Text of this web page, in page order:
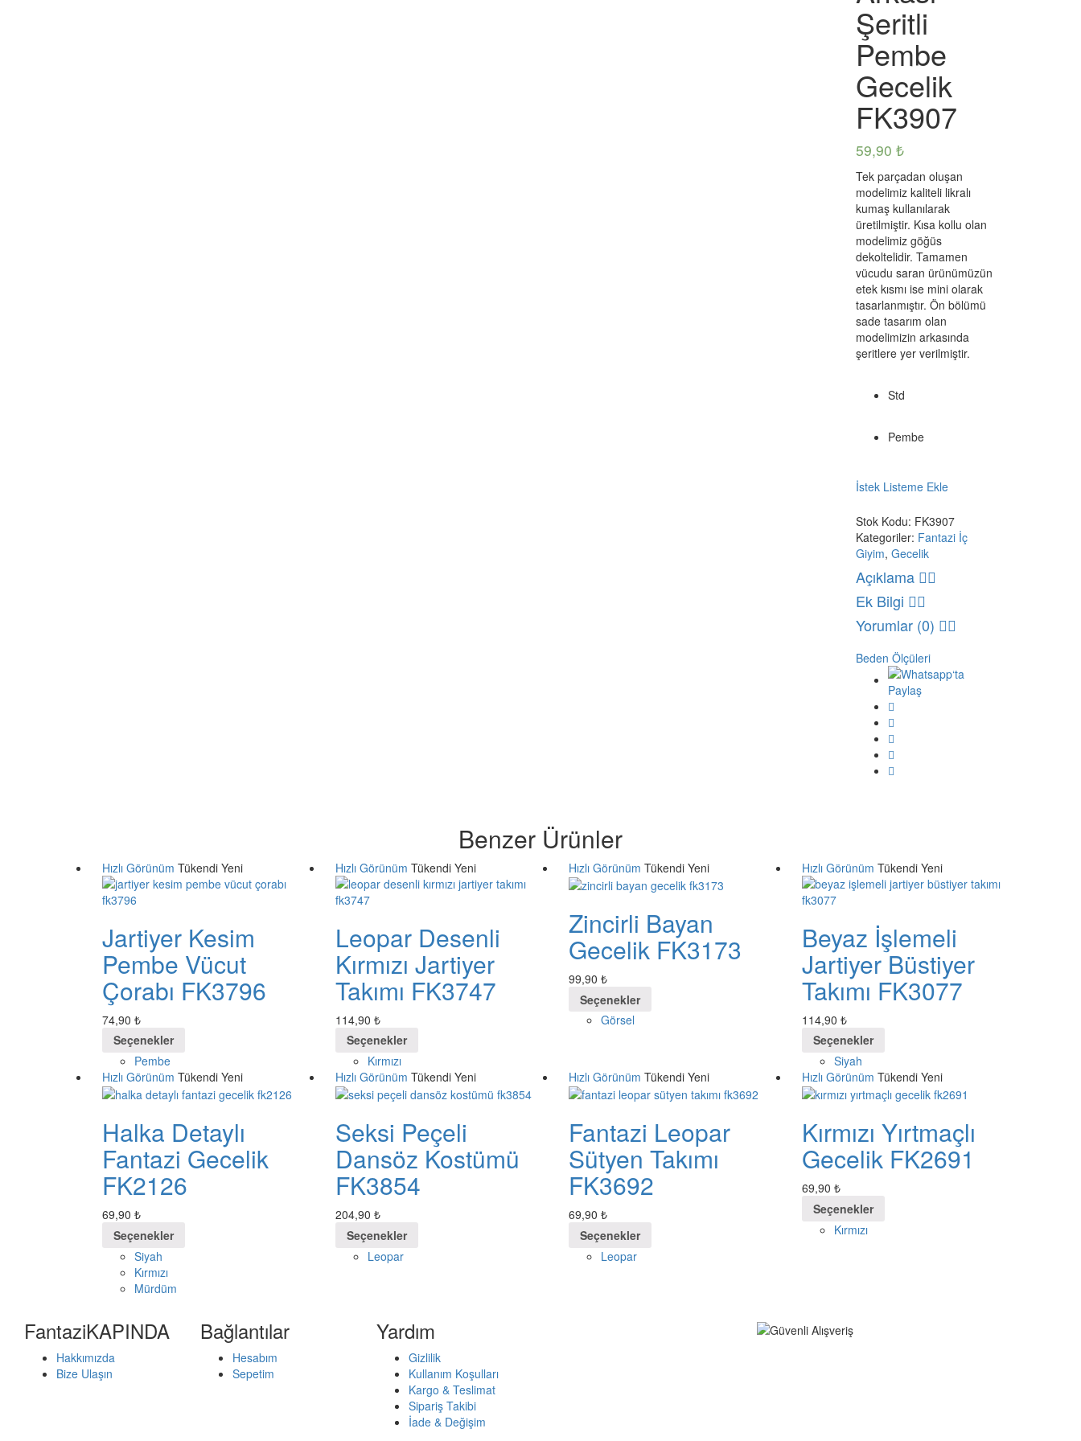
Şeritli
Pembe
Gecelik
FK3907
59,90₺
Tek parçadan oluşan
modelimiz kaliteli likralı
kumaş kullanılarak
üretilmiştir. Kısa kollu olan
modelimiz göğüs
dekoltelidir. Tamamen
vücudu saran ürünümüzün
etek kısmı ise mini olarak
tasarlanmıştır. Ön bölümü
sade tasarım olan
modelimizin arkasında
şeritlere yer verilmiştir.
Std
Pembe
İstek Listeme Ekle
Stok Kodu: FK3907
Kategoriler: Fantazi İç
Giyim,Gecelik
Açıklama
Ek Bilgi
Yorumlar (0)
Beden Ölçüleri
Benzer Ürünler
Hızlı Görünüm Tükendi Yeni
Jartiyer Kesim
Pembe Vücut
Çorabı FK3796
74,90 ₺
Seçenekler
Pembe
Hızlı Görünüm Tükendi Yeni
Leopar Desenli
Kırmızı Jartiyer
Takımı FK3747
114,90 ₺
Seçenekler
Kırmızı
Hızlı Görünüm Tükendi Yeni
Zincirli Bayan
Gecelik FK3173
99,90 ₺
Seçenekler
Görsel
Hızlı Görünüm Tükendi Yeni
Beyaz İşlemeli
Jartiyer Büstiyer
Takımı FK3077
114,90 ₺
Seçenekler
Siyah
Hızlı Görünüm Tükendi Yeni
Halka Detaylı
Fantazi Gecelik
FK2126
69,90 ₺
Seçenekler
Siyah
Kırmızı
Mürdüm
Hızlı Görünüm Tükendi Yeni
Seksi Peçeli
Dansöz Kostümü
FK3854
204,90 ₺
Seçenekler
Leopar
Hızlı Görünüm Tükendi Yeni
Fantazi Leopar
Sütyen Takımı
FK3692
69,90 ₺
Seçenekler
Leopar
Hızlı Görünüm Tükendi Yeni
Kırmızı Yırtmaçlı
Gecelik FK2691
69,90 ₺
Seçenekler
Kırmızı
FantaziKAPINDA
Hakkımızda
Bize Ulaşın
Bağlantılar
Hesabım
Sepetim
Yardım
Gizlilik
Kullanım Koşulları
Kargo & Teslimat
Sipariş Takibi
İade & Değişim